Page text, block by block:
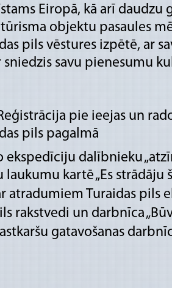
Eiropā, kā arī daudzu
objektu pasaules
pils vēstures izpētē, ar
savu pienesumu
pie ieejas un
pils pagalmā
dalībnieku
kartē „Es strādāju
atradumiem Turaidas pils
rakstvedi un darbnīca
gatavošanas